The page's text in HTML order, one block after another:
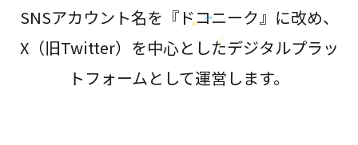
SNSアカウント名を『ドコニーク』に改め、
X（旧Twitter）を中心としたデジタルプラッ
トフォームとして運営します。